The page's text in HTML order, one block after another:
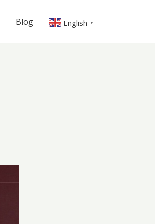
Blog English ▼